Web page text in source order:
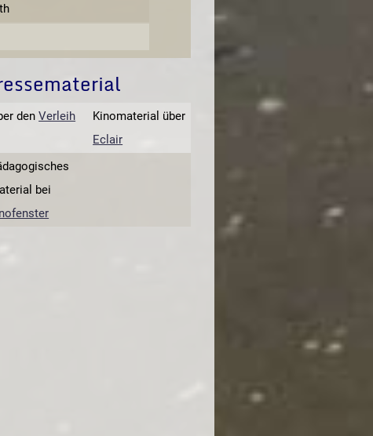
denVerleih
Kinomaterial über
Eclair
bei